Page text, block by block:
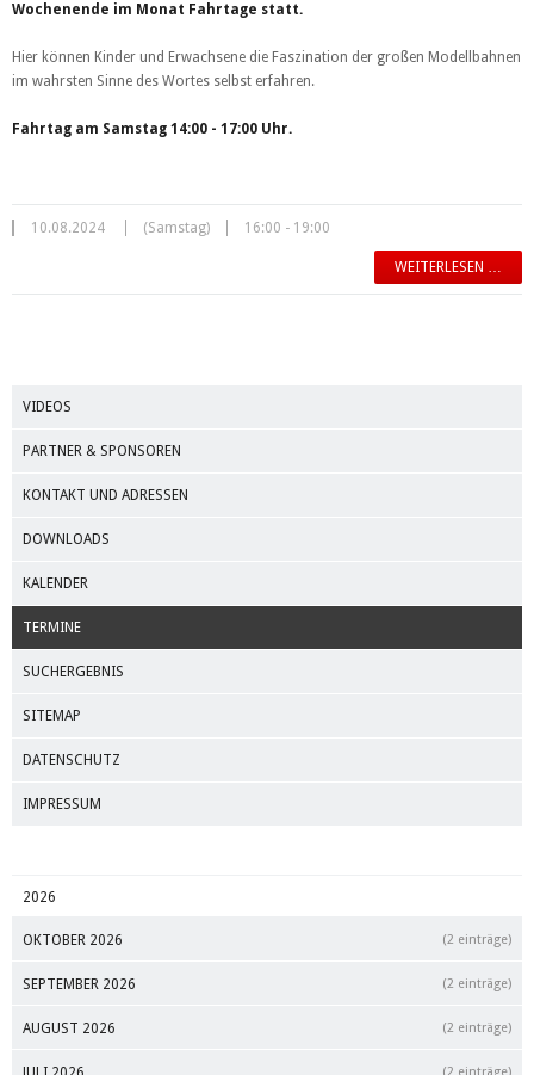
Wochenende im Monat Fahrtage statt.
Hier können Kinder und Erwachsene die Faszination der großen Modellbahnen
im wahrsten Sinne des Wortes selbst erfahren.
Fahrtag am Samstag 14:00 - 17:00 Uhr.
10.08.2024 (Samstag) 16:00 - 19:00
WEITERLESEN …
VIDEOS
PARTNER & SPONSOREN
KONTAKT UND ADRESSEN
DOWNLOADS
KALENDER
TERMINE
SUCHERGEBNIS
SITEMAP
DATENSCHUTZ
IMPRESSUM
2026
OKTOBER 2026 (2 einträge)
SEPTEMBER 2026 (2 einträge)
AUGUST 2026 (2 einträge)